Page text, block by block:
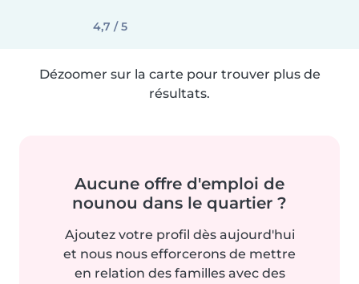
4,7 / 5
Dézoomer sur la carte pour trouver plus de
résultats.
Aucune offre d'emploi de
nounou dans le quartier ?
Ajoutez votre profil dès aujourd'hui
et nous nous efforcerons de mettre
en relation des familles avec des